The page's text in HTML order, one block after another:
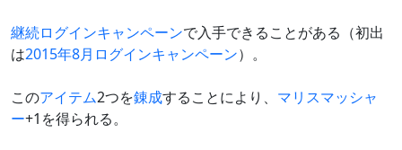
継続ログインキャンペーンで入手できることがある（初出
は2015年8月ログインキャンペーン）。
このアイテム2つを錬成することにより、 マリスマッシャ
ー+1を得られる。